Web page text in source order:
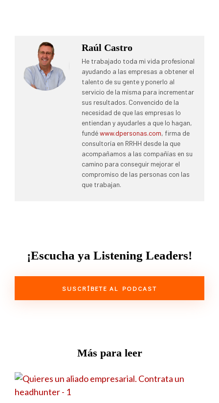
Raúl Castro
He trabajado toda mi vida profesional
ayudando a las empresas a obtener el
talento de su gente y ponerlo al
servicio de la misma para incrementar
sus resultados. Convencido de la
necesidad de que las empresas lo
entiendan y ayudarles a que lo hagan,
fundéwww.dpersonas.com, firma de
consultoría en RRHH desde la que
acompañamos a las compañías en su
camino para conseguir mejorar el
compromiso de las personas con las
que trabajan.
¡Escucha ya Listening Leaders!
SUSCRÍBETE AL PODCAST
Más para leer